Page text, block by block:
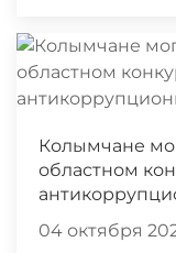
Колымчане
областном
04 октября